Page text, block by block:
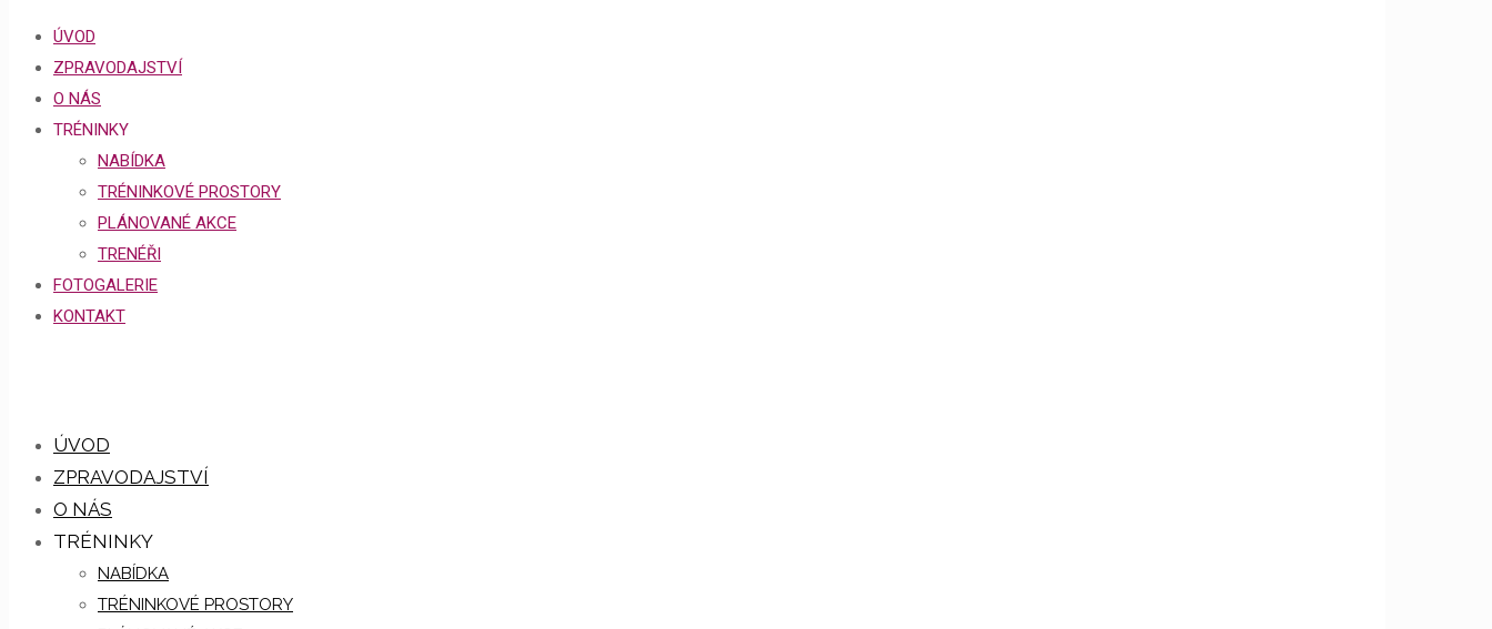
ÚVOD
ZPRAVODAJSTVÍ
O NÁS
TRÉNINKY
NABÍDKA
TRÉNINKOVÉ PROSTORY
PLÁNOVANÉ AKCE
TRENÉŘI
FOTOGALERIE
KONTAKT
ÚVOD
ZPRAVODAJSTVÍ
O NÁS
TRÉNINKY
NABÍDKA
TRÉNINKOVÉ PROSTORY